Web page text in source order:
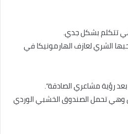
تتكلم بشكل جدي.
الشري لعازف الهارمونيكا في
رؤية مشاعري الصادقة”.
وهي تحمل الصندوق الخشبي الوردي